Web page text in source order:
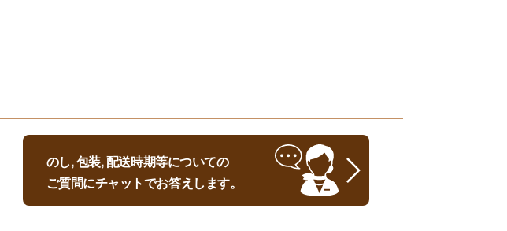
のし, 包装, 配送時期等についての
ご質問にチャットでお答えします。